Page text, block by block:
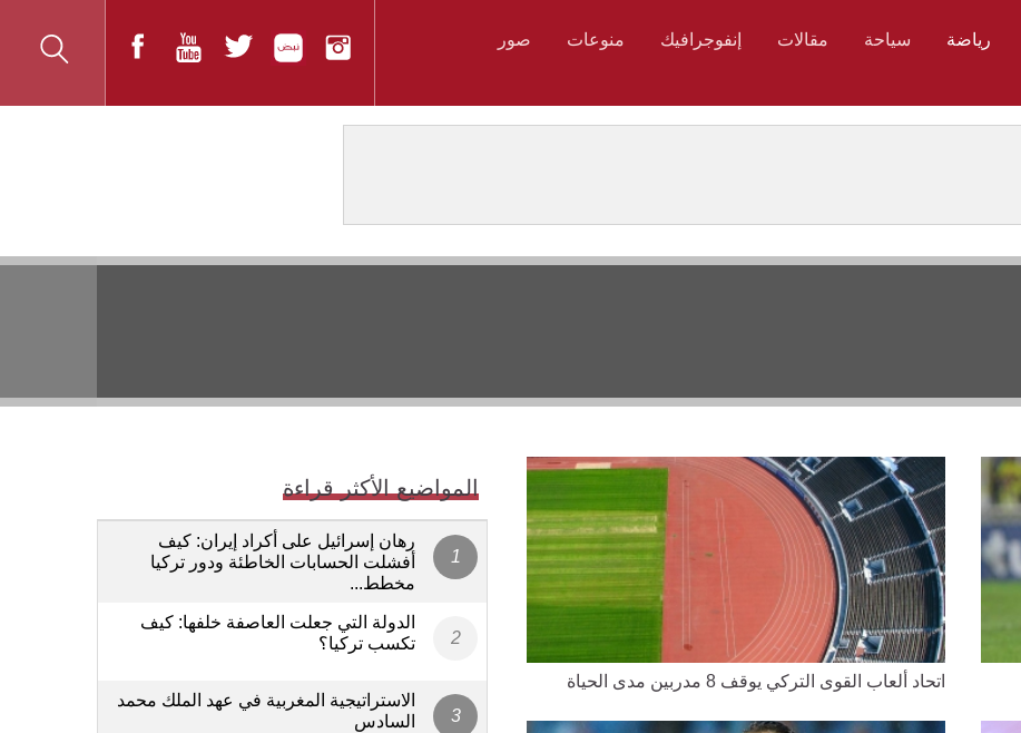
رياضة سياحة مقالات إنفوجرافيك منوعات صور
اتحاد ألعاب القوى التركي يوقف 8 مدربين مدى الحياة
المواضيع الأكثر قراءة
رهان إسرائيل على أكراد إيران: كيف
أفشلت الحسابات الخاطئة ودور تركيا
مخطط...
الدولة التي جعلت العاصفة خلفها: كيف
تكسب تركيا؟
الاستراتيجية المغربية في عهد الملك محمد
السادس